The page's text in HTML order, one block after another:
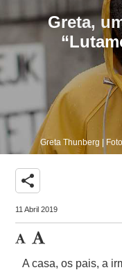
Greta,
Greta Thunberg |
share
11 Abril 2019
A casa, os pais, a